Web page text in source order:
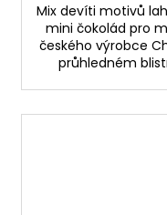
Mix devíti motivů
mini čokolád pro
českého výrobce
průhledném